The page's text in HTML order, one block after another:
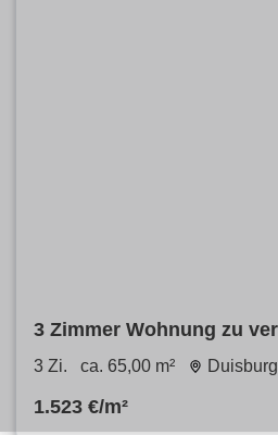
3 Zimmer Wohnung zu
Duisburg
3 Zi. ca. 65,00 m²
1.523 €/m²